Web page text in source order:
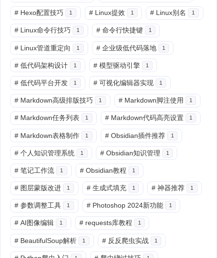
# Hexo配置技巧 1 # Linux提效 1 # Linux别名 1
# Linux命令行技巧 1 # 命令行快捷键 1
# Linux管道重定向 1 # 企业级低代码落地 1
# 低代码架构设计 1 # 模型驱动引擎 1
# 低代码平台开发 1 # 可视化编辑器实现 1
# Markdown高级排版技巧 1 # Markdown脚注使用 1
# Markdown任务列表 1 # Markdown代码高亮设置 1
# Markdown表格制作 1 # Obsidian插件推荐 1
# 个人知识管理系统 1 # Obsidian知识管理 1
# 笔记工作流 1 # Obsidian教程 1
# 图层蒙版改进 1 # 生成式填充 1 # 神器推荐 1
# 参数调整工具 1 # Photoshop 2024新功能 1
# AI图像编辑 1 # requests库教程 1
# BeautifulSoup解析 1 # 反反爬虫实战 1